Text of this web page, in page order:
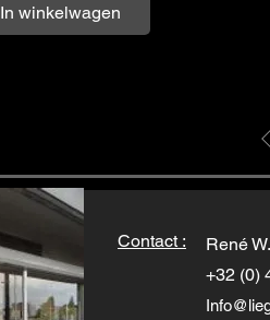
In winkelwagen
Contact :
René W.
+32 (0)